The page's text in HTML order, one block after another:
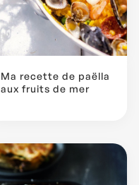
Ma recette de paëlla
aux fruits de mer